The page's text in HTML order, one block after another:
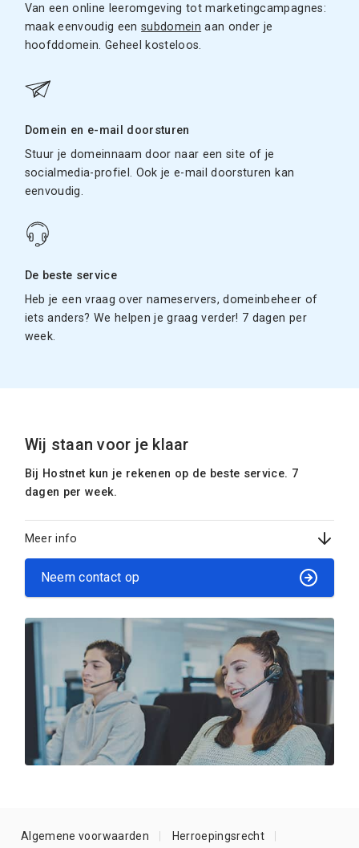
Van een online leeromgeving tot marketingcampagnes:
maak eenvoudig eensubdomein aan onder je
hoofddomein. Geheel kosteloos.
Domein en e-mail doorsturen
Stuur je domeinnaam door naar een site of je
socialmedia-profiel. Ook je e-mail doorsturen kan
eenvoudig.
De beste service
Heb je een vraag over nameservers, domeinbeheer of
iets anders? We helpen je graag verder! 7 dagen per
week.
Wij staan voor je klaar
Bij Hostnet kun je rekenen op de beste service. 7
dagen per week.
Meer info
Neem contact op
Algemene voorwaarden Herroepingsrecht